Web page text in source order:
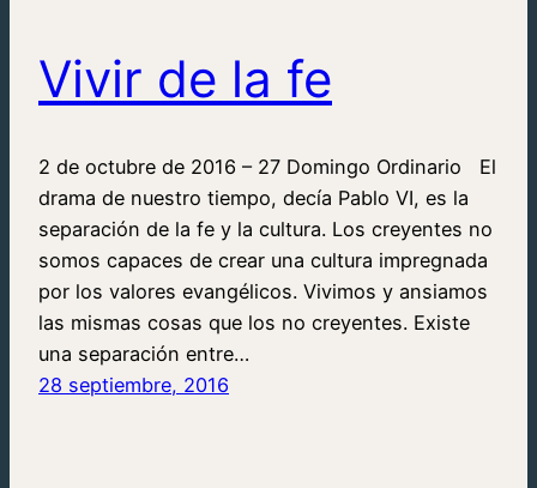
Vivir de la fe
2 de octubre de 2016 – 27 Domingo Ordinario El
drama de nuestro tiempo, decía Pablo VI, es la
separación de la fe y la cultura. Los creyentes no
somos capaces de crear una cultura impregnada
por los valores evangélicos. Vivimos y ansiamos
las mismas cosas que los no creyentes. Existe
una separación entre…
28 septiembre, 2016